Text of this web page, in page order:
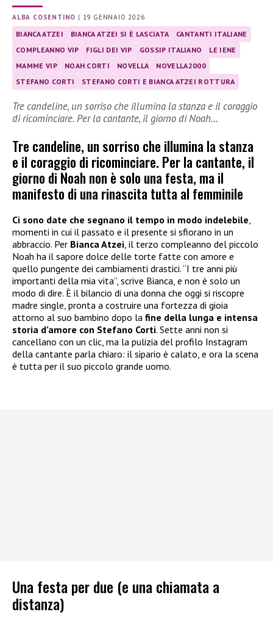
ALBA COSENTINO | 19 GENNAIO 2026
BIANCA ATZEI BIANCA ATZEI SI È LASCIATA
CANTANTI ITALIANE
COMPLEANNO VIP
FIGLI DEI VIP GOSSIP ITALIANO
LE IENE
MAMME VIP
NOAH CORTI NOVELLA
NOVELLA2000
STEFANO CORTI
STEFANO CORTI E BIANCA ATZEI ROTTURA
Tre candeline, un sorriso che illumina la stanza e il coraggio
di ricominciare. Per la cantante, il giorno di Noah…
Tre candeline, un sorriso che illumina la stanza
e il coraggio di ricominciare. Per la cantante, il
giorno di Noah non è solo una festa, ma il
manifesto di una rinascita tutta al femminile
Ci sono date che segnano il tempo in modo indelebile,
momenti in cui il passato e il presente si sfiorano in un
abbraccio. Per Bianca Atzei, il terzo compleanno del piccolo
Noah ha il sapore dolce delle torte fatte con amore e
quello pungente dei cambiamenti drastici. “I tre anni più
importanti della mia vita”, scrive Bianca, e non è solo un
modo di dire. È il bilancio di una donna che oggi si riscopre
madre single, pronta a costruire una fortezza di gioia
attorno al suo bambino dopo la fine della lunga e intensa
storia d’amore con Stefano Corti. Sette anni non si
cancellano con un clic, ma la pulizia del profilo Instagram
della cantante parla chiaro: il sipario è calato, e ora la scena
è tutta per il suo piccolo grande uomo.
Una festa per due (e una chiamata a
distanza)